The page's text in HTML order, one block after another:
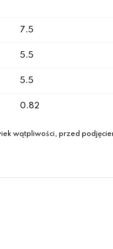
7.5
5.5
5.5
0.82
wątpliwości, przed